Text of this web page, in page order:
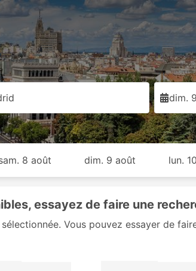
dim.
8 août dim. 9 août lun.
essayez de faire une
Vous pouvez essayer de